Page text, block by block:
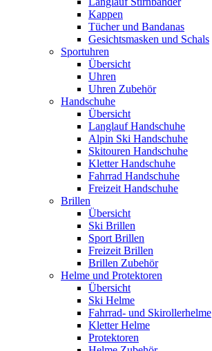
Kappen
Tücher und Bandanas
Gesichtsmasken und Schals
Sportuhren
Übersicht
Uhren
Uhren Zubehör
Handschuhe
Übersicht
Langlauf Handschuhe
Alpin Ski Handschuhe
Skitouren Handschuhe
Kletter Handschuhe
Fahrrad Handschuhe
Freizeit Handschuhe
Brillen
Übersicht
Ski Brillen
Sport Brillen
Freizeit Brillen
Brillen Zubehör
Helme und Protektoren
Übersicht
Ski Helme
Fahrrad- und Skirollerhelme
Kletter Helme
Protektoren